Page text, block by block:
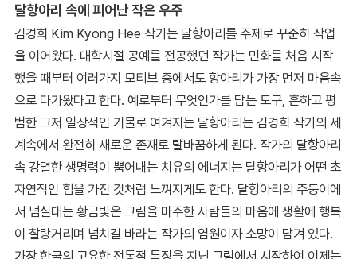
달항아리 속에 피어난 작은 우주
김경희 Kim Kyong Hee 작가는 달항아리를 주제로 꾸준히 작업
을 이어왔다. 대학시절 공예를 전공했던 작가는 민화를 처음 시작
했을 때부터 여러가지 모티브 중에서도 항아리가 가장 먼저 마음속
으로 다가왔다고 한다. 예로부터 무엇인가를 담는 도구, 흔하고 평
범한 그저 일상적인 기물로 여겨지는 달항아리는 김경희 작가의 세
계속에서 완전히 새로운 존재로 탈바꿈하게 된다. 작가의 달항아리
속 강렬한 생명력이 뿜어내는 치유의 에너지는 달항아리가 어떤 초
자연적인 힘을 가진 것처럼 느껴지게도 한다. 달항아리의 주둥이에
서 넘실대는 황금빛은 그림을 마주한 사람들의 마음에 생활에 행복
이 찰랑거리며 넘치길 바라는 작가의 염원이자 소망이 담겨 있다.
가장 한국의 고유한 전통적 특징을 지닌 그림에서 시작하여 이제는